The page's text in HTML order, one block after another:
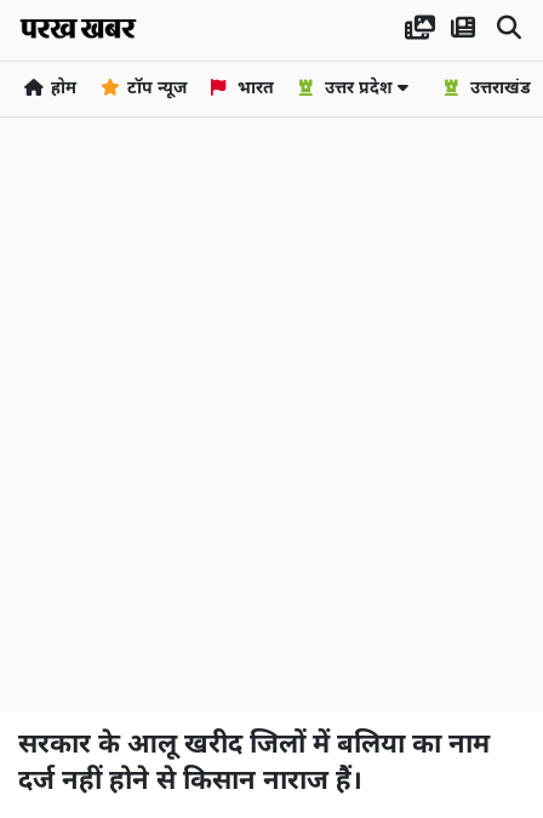
होम टॉप न्यूज भारत उत्तर प्रदेश उत्तराखंड
सरकार के आलू खरीद जिलों में बलिया का नाम
दर्ज नहीं होने से किसान नाराज हैं।